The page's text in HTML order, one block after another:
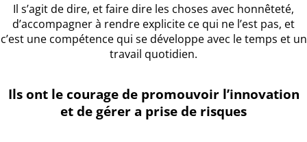
Il s’agit de dire, et faire dire les choses avec honnêteté,
d’accompagner à rendre explicite ce qui ne l’est pas, et
c’est une compétence qui se développe avec le temps et un
travail quotidien.
Ils ont le courage de promouvoir l’innovation
et de gérer a prise de risques